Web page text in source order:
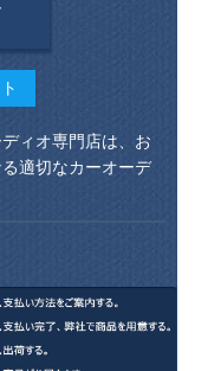
ィオ専門店は、お
適切なカーオーデ